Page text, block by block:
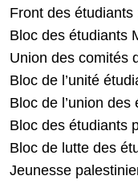
Front des
Bloc des étudiants
Union des comités
Bloc de l’unité
Bloc de l’union
Bloc des étudiants
Bloc de lutte des
Jeunesse